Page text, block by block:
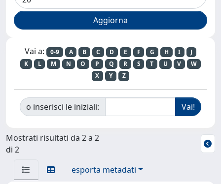
Vai a: 0-9 A B C D E F G H I
J
K
L M N O P Q R S T U V
W
X
Y Z
o inserisci le iniziali:
Mostrati risultati da 2 a 2
di 2
esporta metadati